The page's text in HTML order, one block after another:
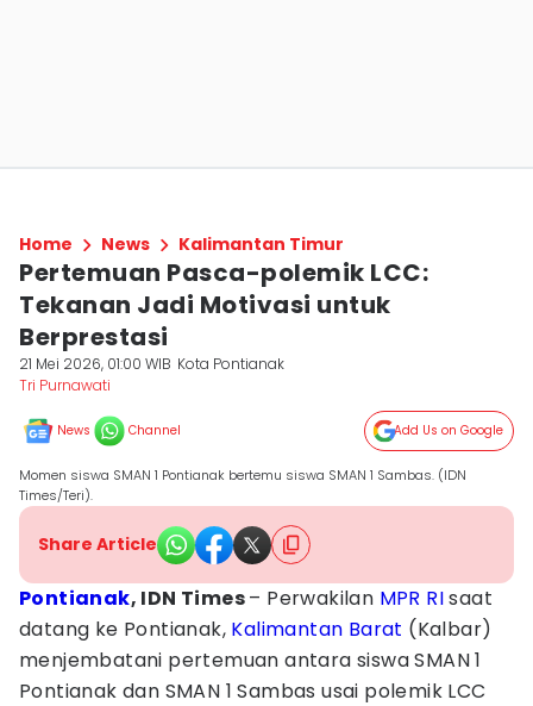
Home News Kalimantan Timur
Pertemuan Pasca-polemik LCC:
Tekanan Jadi Motivasi untuk
Berprestasi
21 Mei 2026, 01:00 WIB Kota Pontianak
Tri Purnawati
News Channel Add Us on Google
Momen siswa SMAN 1 Pontianak bertemu siswa SMAN 1 Sambas. (IDN
Times/Teri).
Share Article
Pontianak, IDN Times– Perwakilan MPR RIsaat
datang ke Pontianak, Kalimantan Barat (Kalbar)
menjembatani pertemuan antara siswa SMAN 1
Pontianak dan SMAN 1 Sambas usai polemik LCC